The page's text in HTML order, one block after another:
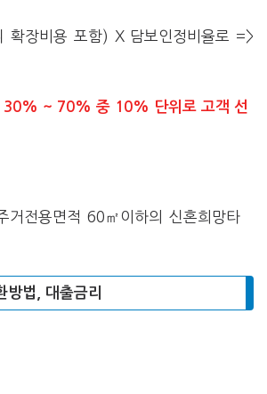
확장비용 포함) X 담보인정비율로 =>
30% ~ 70% 중 10% 단위로 고객 선
거전용면적 60㎡이하의 신혼희망타
방법, 대출금리